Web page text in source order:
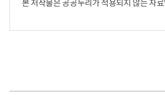
본 저작물은 공공누리가 적용되지 않는 자